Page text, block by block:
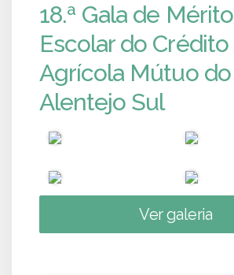
18.ª Gala de Mérito
Escolar do Crédito
Agrícola Mútuo do
Alentejo Sul
Ver galeria